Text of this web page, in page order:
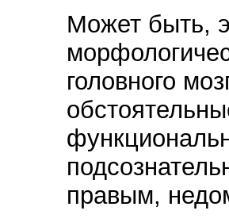
Может быть,
головного
правым,